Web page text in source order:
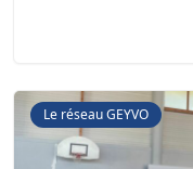
Le réseau GEYVO